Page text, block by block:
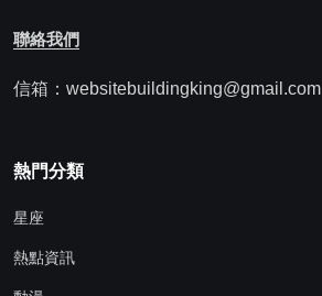
聯絡我們
信箱：websitebuildingking@gmail.com
熱門分類
星座
熱點資訊